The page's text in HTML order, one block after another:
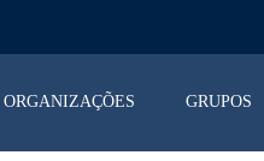
ORGANIZAÇÕES GRUPOS